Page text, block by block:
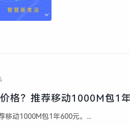
格？推荐移动1000M包1
移动1000M包1年600元。...